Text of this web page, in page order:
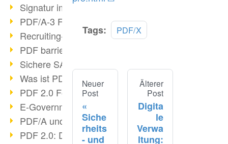
Signatur im PDF/A
PDF/A-3 Funktionen
Recruiting-Prozesse optimieren
PDF barrierefrei
Sichere SAP-Archivierung
Was ist PDF?
PDF 2.0 Fortschritt?
E-Government & DMS
PDF/A und ISO 32000-2
PDF 2.0: Digitale Signaturen
Tags: PDF/X
Neuer
Post
Siche
rheits
- und
Älterer
Post
Digita
le
Verwa
ltung: